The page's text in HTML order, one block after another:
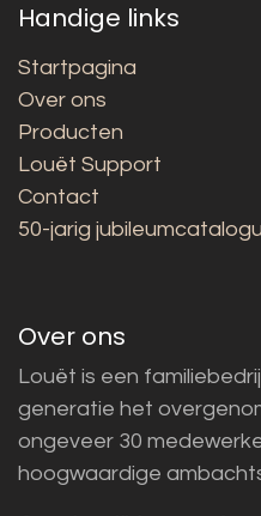
Handige links
Startpagina
Over ons
Producten
Louët Support
Contact
50-jarig
Over ons
Louët is een
generatie het
ongeveer 30
hoogwaardige